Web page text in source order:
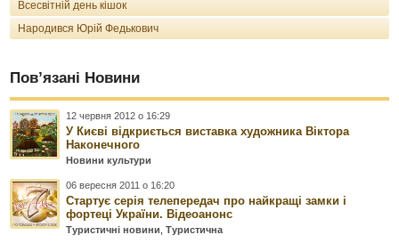
Всесвітній день кішок
Народився Юрій Федькович
Пов’язані Новини
12 червня 2012 о 16:29
У Києві відкриється виставка художника Віктора
Наконечного
Новини культури
06 вересня 2011 о 16:20
Стартує серія телепередач про найкращі замки і
фортеці України. Відеоанонс
Туристичні новини ,Туристична